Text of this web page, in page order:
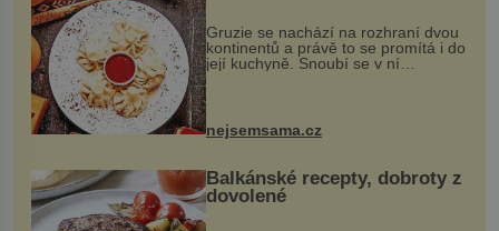
Gruzie se nachází na rozhraní dvou
kontinentů a právě to se promítá i do
její kuchyně. Snoubí se v ní
evropské a asijské chutě a díky tomu
pokrmy, které rozhodně st...
nejsemsama.cz
Balkánské recepty, dobroty z
dovolené